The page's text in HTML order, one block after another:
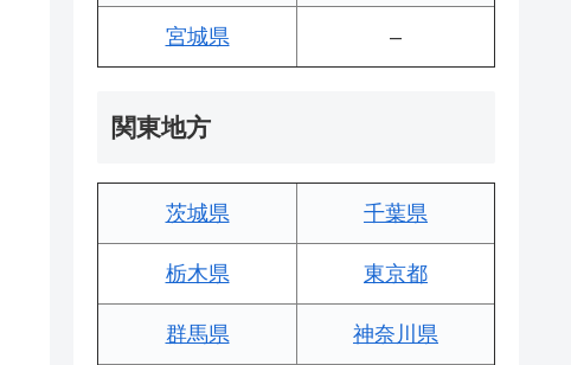
宮城県 –
関東地方
茨城県 千葉県
栃木県 東京都
群馬県 神奈川県